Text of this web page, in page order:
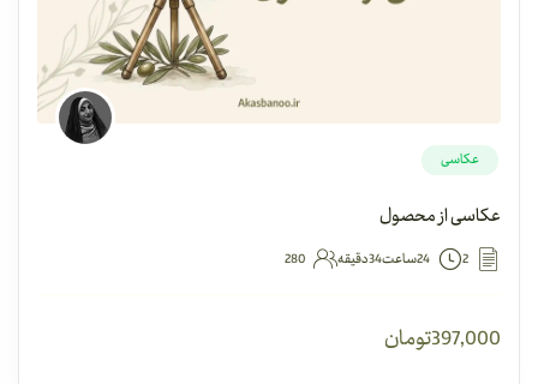
عکاسی
عکاسی از محصول
2 24ساعت34دقیقه 280
397,000تومان